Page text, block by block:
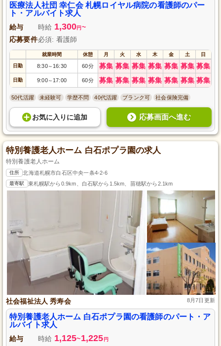
医療法人社団 幸仁会 札幌ロイヤル病院の看護師のパー
ト・アルバイト求人
給与 時給 1,300円 ~
応募要件必須: 看護師
就業時間 休憩 月 火 水 木 金 土 日
日勤 8:30～ 16:30 60分 募集 募集 募集 募集 募集 募集 募集
日勤 9:00～ 17:00 60分 募集 募集 募集 募集 募集 募集 募集
50代活躍 未経験可 学歴不問 40代活躍 ブランク可 社会保険完備
お気に入り に追加 応募画面へ進む
特別養護老人ホーム 白石ポプラ園の求人
特別養護老人ホーム
住所 北海道札幌市白石区中央一条4-2-6
最寄駅 東札幌駅から0.9km、白石駅から1.5km、苗穂駅から2.1km
社会福祉法人 秀寿会 8月7日更新
特別養護老人ホーム 白石ポプラ園の看護師のパート・ア
ルバイト求人
給与 時給 1,125~1,225 円